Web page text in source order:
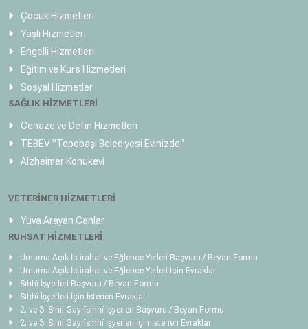
Çocuk Hizmetleri
Yaşlı Hizmetleri
Engelli Hizmetleri
Eğitim ve Kurs Hizmetleri
Sosyal Hizmetler
SAĞLIK HİZMETLERİ
Cenaze ve Defin Hizmetleri
TEBEV "Tepebaşı Belediyesi Evinizde"
Alzheimer Konukevi
VETERİNER HİZMETLERİ
Yuva Arayan Canlar
RUHSAT HİZMETLERİ
Umuma Açık İstirahat ve Eğlence Yerleri Başvuru / Beyan Formu
Umuma Açık İstirahat ve Eğlence Yerleri İçin Evraklar
Sıhhî İşyerleri Başvuru / Beyan Formu
Sıhhî İşyerleri İçin İstenen Evraklar
2. ve 3. Sınıf Gayrîsıhhî İşyerleri Başvuru / Beyan Formu
2. ve 3. Sınıf Gayrîsıhhî İşyerleri İçin İstenen Evraklar